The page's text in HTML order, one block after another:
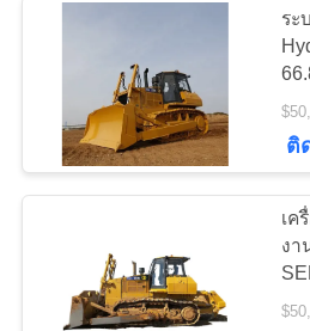
ติดต่อ
เรา หล่อและตีขึ้
ระ
ติ
เค
งา